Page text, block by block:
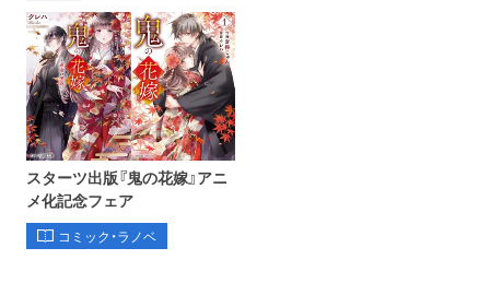
スターツ出版『鬼の花嫁』アニ
メ化記念フェア
コミック・ラノベ